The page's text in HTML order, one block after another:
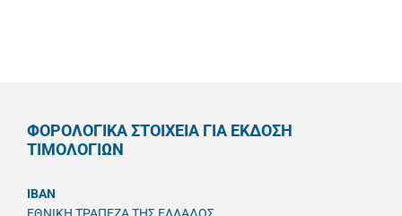
ΦΟΡΟΛΟΓΙΚΑ ΣΤΟΙΧΕΙΑ ΓΙΑ ΕΚΔΟΣΗ
ΤΙΜΟΛΟΓΙΩΝ
IBAN